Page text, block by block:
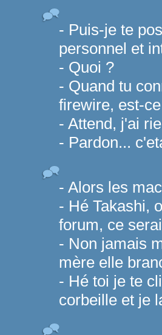
- Puis-je te
personnel et
- Quoi ?
- Quand tu
firewire, est-
- Attend, j'ai
- Pardon...
- Alors les
- Hé Takashi,
forum, ce
- Non jamais
mère elle
- Hé toi je te
corbeille et je